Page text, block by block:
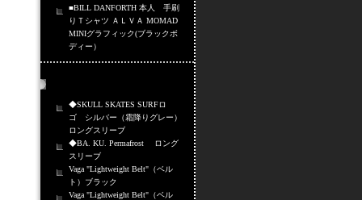
■BILL DANFORTH 本人 手刷
りＴシャツ ＡＬＶＡ MOMAD
MINIグラフィック(ブラックボ
ディー）
◆SKULL SKATES SURFロ
ゴ シルバー（霜降りグレー）
ロングスリーブ
◆BA. KU. Permafrost ロング
スリーブ
Vaga "Lightweight Belt"（ベル
ト）ブラック
Vaga "Lightweight Belt"（ベル